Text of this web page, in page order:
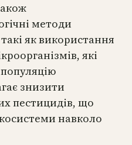
методи
як використання
які
знизити
пестицидів, що
навколо